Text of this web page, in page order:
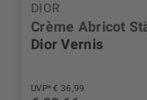
DIOR
Crème Abricot
Dior Vernis
UVP* € 36,99